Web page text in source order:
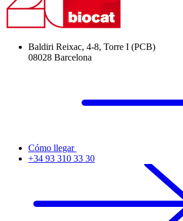
Baldiri Reixac, 4-8, Torre I (PCB)
08028 Barcelona
Cómo llegar
+34 93 310 33 30